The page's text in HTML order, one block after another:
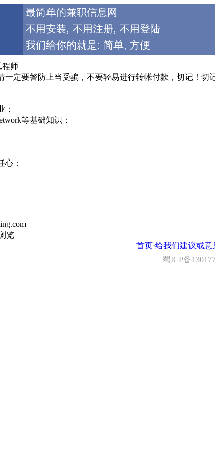
最简单的兼职信息网
不用安装, 不用注册, 不用登陆
我们给你的就是: 简单, 方便
程师
定要警防上当受骗，不要轻易进行转帐付款，切记！切
；
等基础知识；
心；
览
首页·给我们建议或意
蜀ICP备